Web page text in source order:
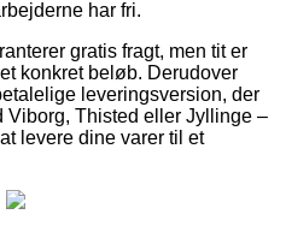
har fri.
gratis fragt, men tit er
konkret beløb. Derudover
leveringsversion, der
Viborg, Thisted eller Jyllinge –
levere dine varer til et